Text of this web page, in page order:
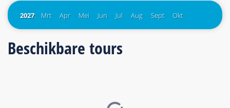
2027: Mrt Apr Mei Jun Jul Aug Sept Okt
Beschikbare tours